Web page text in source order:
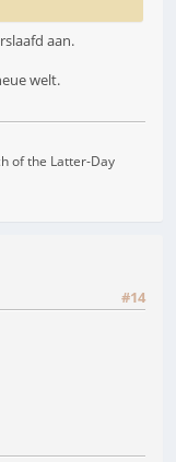
aan.
welt.
of the Latter-Day
#14